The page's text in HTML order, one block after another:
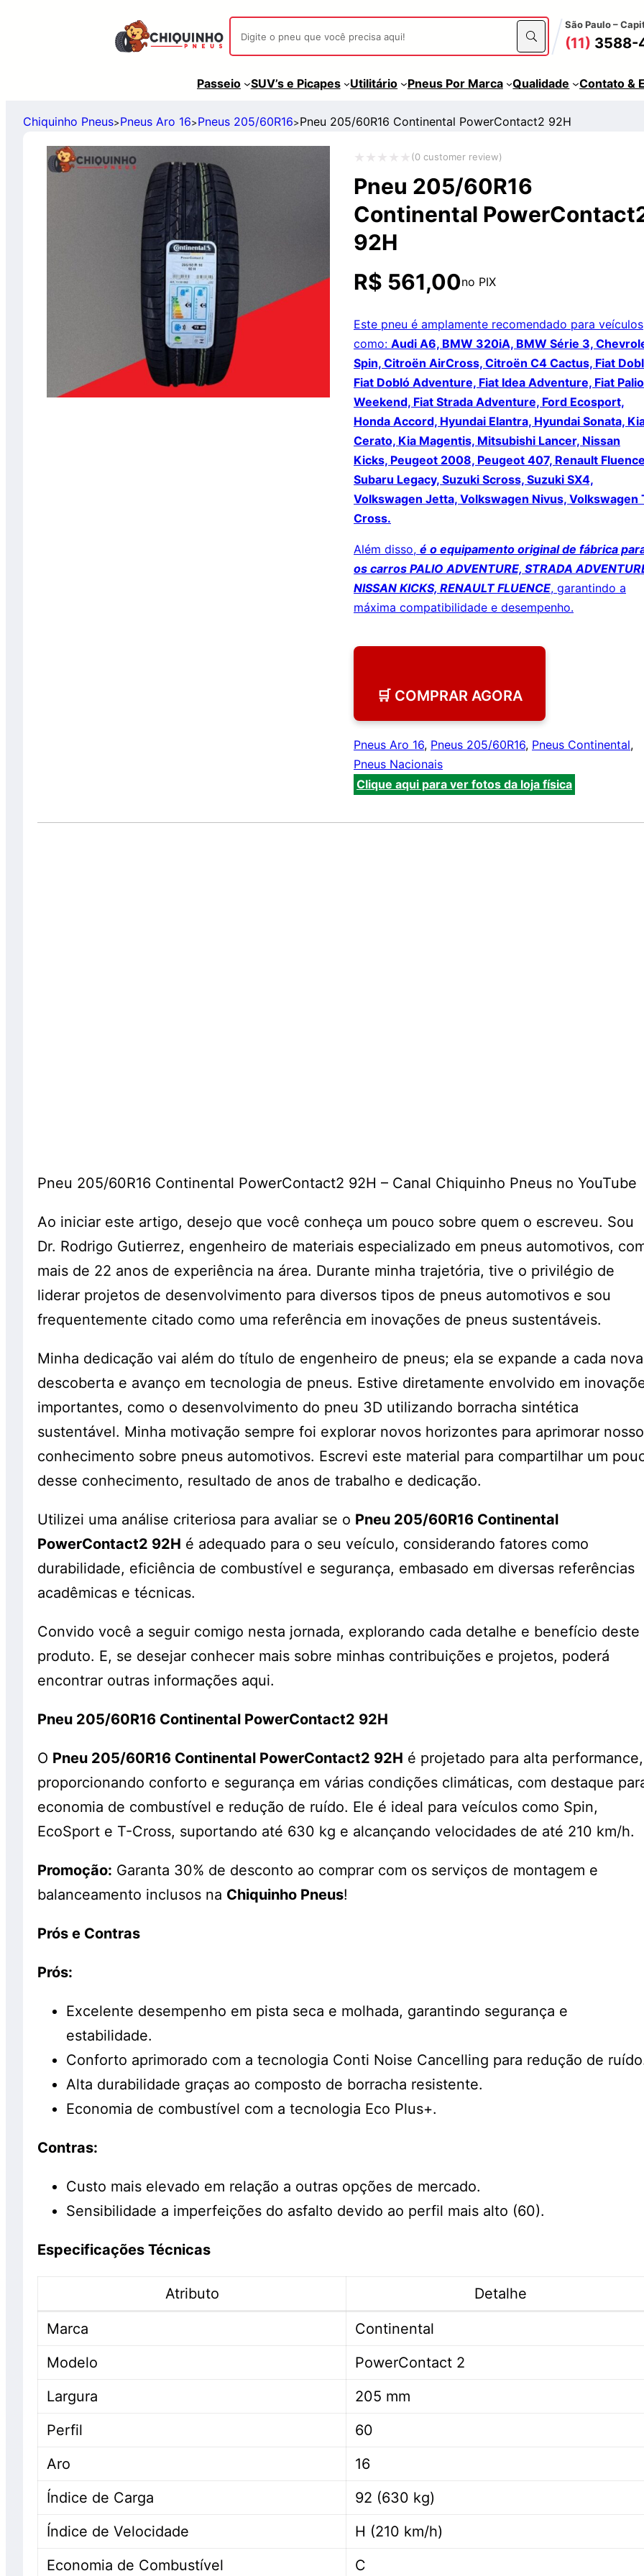
São Paulo –
(11) 3588-
Passeio SUV’s e Picapes Utilitário Pneus Por Marca Qualidade Contato &
Chiquinho Pneus>Pneus Aro 16>Pneus 205/60R16>Pneu 205/60R16 Continental PowerContact2 92H
Avaliação
0
de
5
(0 customer review)
Pneu 205/60R16
Continental
92H
R$ 561,00no PIX
Este pneu é amplamente recomendado para veículos
como: Audi A6, BMW 320iA, BMW Série 3,
Spin, Citroën AirCross, Citroën C4 Cactus, Fiat
Fiat Dobló Adventure, Fiat Idea Adventure, Fiat Palio
Weekend, Fiat Strada Adventure, Ford Ecosport,
Honda Accord, Hyundai Elantra, Hyundai Sonata,
Cerato, Kia Magentis, Mitsubishi Lancer, Nissan
Kicks, Peugeot 2008, Peugeot 407, Renault
Subaru Legacy, Suzuki Scross, Suzuki SX4,
Volkswagen Jetta, Volkswagen Nivus, Volkswagen
Cross.
Além disso, é o equipamento original de fábrica
os carros PALIO ADVENTURE, STRADA
NISSAN KICKS, RENAULT FLUENCE, garantindo a
máxima compatibilidade e desempenho.
🛒 COMPRAR AGORA
Pneus Aro 16, Pneus 205/60R16, Pneus Continental,
Pneus Nacionais
Clique aqui para ver fotos da loja física
Pneu 205/60R16 Continental PowerContact2 92H – Canal Chiquinho Pneus no YouTube
Ao iniciar este artigo, desejo que você conheça um pouco sobre quem o escreveu. Sou
Dr. Rodrigo Gutierrez, engenheiro de materiais especializado em pneus automotivos,
mais de 22 anos de experiência na área. Durante minha trajetória, tive o privilégio de
liderar projetos de desenvolvimento para diversos tipos de pneus automotivos e sou
frequentemente citado como uma referência em inovações de pneus sustentáveis.
Minha dedicação vai além do título de engenheiro de pneus; ela se expande a cada nova
descoberta e avanço em tecnologia de pneus. Estive diretamente envolvido em
importantes, como o desenvolvimento do pneu 3D utilizando borracha sintética
sustentável. Minha motivação sempre foi explorar novos horizontes para aprimorar nosso
conhecimento sobre pneus automotivos. Escrevi este material para compartilhar um
desse conhecimento, resultado de anos de trabalho e dedicação.
Utilizei uma análise criteriosa para avaliar se o Pneu 205/60R16 Continental
PowerContact2 92H é adequado para o seu veículo, considerando fatores como
durabilidade, eficiência de combustível e segurança, embasado em diversas referências
acadêmicas e técnicas.
Convido você a seguir comigo nesta jornada, explorando cada detalhe e benefício deste
produto. E, se desejar conhecer mais sobre minhas contribuições e projetos, poderá
encontrar outras informações aqui.
Pneu 205/60R16 Continental PowerContact2 92H
O Pneu 205/60R16 Continental PowerContact2 92H é projetado para alta performance,
proporcionando conforto e segurança em várias condições climáticas, com destaque
economia de combustível e redução de ruído. Ele é ideal para veículos como Spin,
EcoSport e T-Cross, suportando até 630 kg e alcançando velocidades de até 210 km/h.
Promoção: Garanta 30% de desconto ao comprar com os serviços de montagem e
balanceamento inclusos na Chiquinho Pneus!
Prós e Contras
Prós:
Excelente desempenho em pista seca e molhada, garantindo segurança e
estabilidade.
Conforto aprimorado com a tecnologia Conti Noise Cancelling para redução de
Alta durabilidade graças ao composto de borracha resistente.
Economia de combustível com a tecnologia Eco Plus+.
Contras:
Custo mais elevado em relação a outras opções de mercado.
Sensibilidade a imperfeições do asfalto devido ao perfil mais alto (60).
Especificações Técnicas
Atributo Detalhe
Marca
Continental
Modelo
PowerContact 2
Largura
205 mm
Perfil
60
Aro
16
Índice de Carga
92 (630 kg)
Índice de Velocidade
H (210 km/h)
Economia de Combustível
C